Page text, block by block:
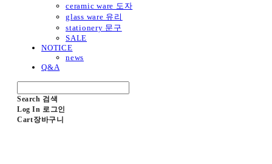
ceramic ware 도자
glass ware 유리
stationery 문구
SALE
NOTICE
news
Q&A
Search 검색
Log In 로그인
Cart장바구니